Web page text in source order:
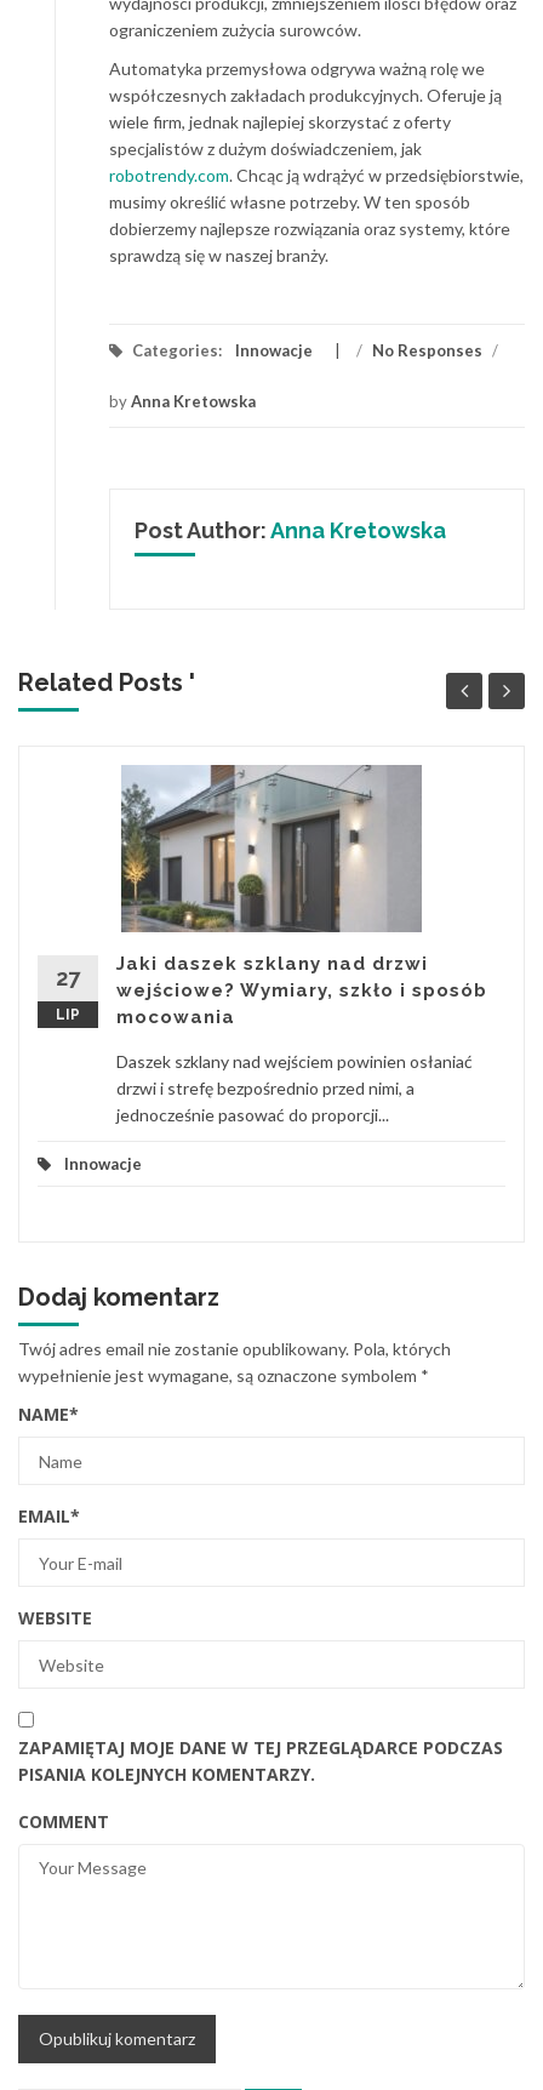
ograniczeniem zużycia surowców.
Automatyka przemysłowa odgrywa ważną rolę we
współczesnych zakładach produkcyjnych. Oferuje ją
wiele firm, jednak najlepiej skorzystać z oferty
specjalistów z dużym doświadczeniem, jak
robotrendy.com. Chcąc ją wdrążyć w przedsiębiorstwie,
musimy określić własne potrzeby. W ten sposób
dobierzemy najlepsze rozwiązania oraz systemy, które
sprawdzą się w naszej branży.
Categories: Innowacje / No Responses /
byAnna Kretowska
Post Author:Anna Kretowska
Related Posts '
27
LIP
Jaki daszek szklany nad drzwi
wejściowe? Wymiary, szkło i sposób
mocowania
Daszek szklany nad wejściem powinien osłaniać
drzwi i strefę bezpośrednio przed nimi, a
jednocześnie pasować do proporcji...
Innowacje
Dodaj komentarz
Twój adres email nie zostanie opublikowany. Pola, których
wypełnienie jest wymagane, są oznaczone symbolem *
NAME*
EMAIL*
WEBSITE
ZAPAMIĘTAJ MOJE DANE W TEJ PRZEGLĄDARCE PODCZAS
PISANIA KOLEJNYCH KOMENTARZY.
COMMENT